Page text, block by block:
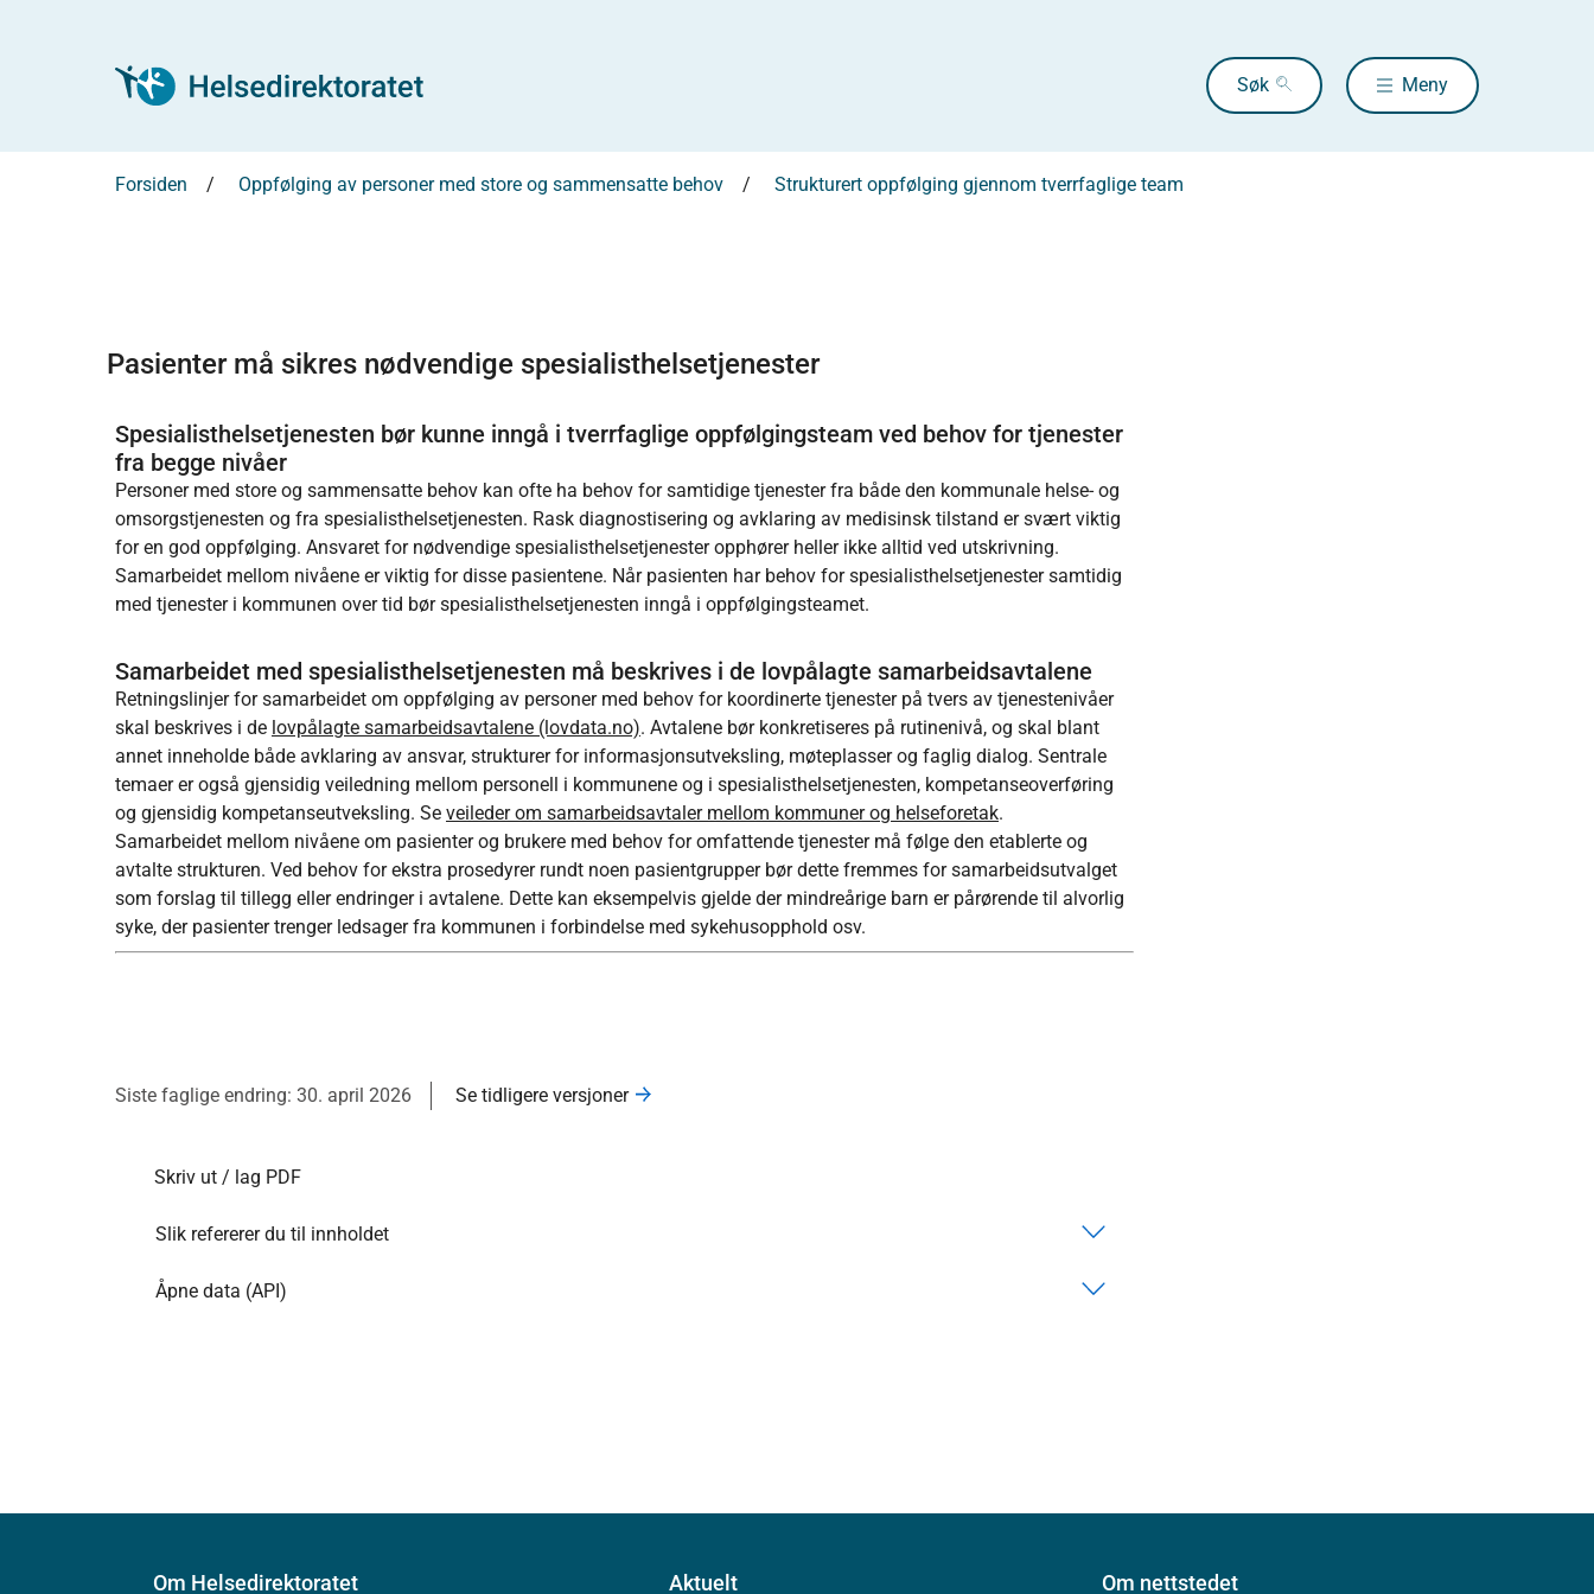
Søk Meny
Forsiden Oppfølging av personer med store og sammensatte behov Strukturert oppfølging gjennom tverrfaglige team
Pasienter må sikres nødvendige spesialisthelsetjenester
Spesialisthelsetjenesten bør kunne inngå i tverrfaglige oppfølgingsteam ved behov for tjenester
fra begge nivåer
Personer med store og sammensatte behov kan ofte ha behov for samtidige tjenester fra både den kommunale helse- og
omsorgstjenesten og fra spesialisthelsetjenesten. Rask diagnostisering og avklaring av medisinsk tilstand er svært viktig
for en god oppfølging. Ansvaret for nødvendige spesialisthelsetjenester opphører heller ikke alltid ved utskrivning.
Samarbeidet mellom nivåene er viktig for disse pasientene. Når pasienten har behov for spesialisthelsetjenester samtidig
med tjenester i kommunen over tid bør spesialisthelsetjenesten inngå i oppfølgingsteamet.
Samarbeidet med spesialisthelsetjenesten må beskrives i de lovpålagte samarbeidsavtalene
Retningslinjer for samarbeidet om oppfølging av personer med behov for koordinerte tjenester på tvers av tjenestenivåer
skal beskrives i de lovpålagte samarbeidsavtalene (lovdata.no). Avtalene bør konkretiseres på rutinenivå, og skal blant
annet inneholde både avklaring av ansvar, strukturer for informasjonsutveksling, møteplasser og faglig dialog. Sentrale
temaer er også gjensidig veiledning mellom personell i kommunene og i spesialisthelsetjenesten, kompetanseoverføring
og gjensidig kompetanseutveksling. Se veileder om samarbeidsavtaler mellom kommuner og helseforetak.
Samarbeidet mellom nivåene om pasienter og brukere med behov for omfattende tjenester må følge den etablerte og
avtalte strukturen. Ved behov for ekstra prosedyrer rundt noen pasientgrupper bør dette fremmes for samarbeidsutvalget
som forslag til tillegg eller endringer i avtalene. Dette kan eksempelvis gjelde der mindreårige barn er pårørende til alvorlig
syke, der pasienter trenger ledsager fra kommunen i forbindelse med sykehusopphold osv.
Siste faglige endring: 30. april 2026 Se tidligere versjoner
Skriv ut / lag PDF
Slik refererer du til innholdet
Åpne data (API)
Om Helsedirektoratet Aktuelt Om nettstedet